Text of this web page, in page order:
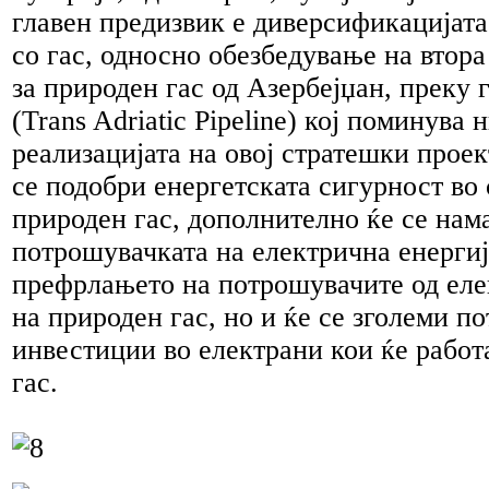
главен предизвик е
со гас, односно обезбедување на
за природен гас од Азербејџан, преку
(Trans Adriatic Pipeline) кој поминува
реализацијата на овој стратешки
се подобри енергетската сигурност
природен гас, дополнително ќе се
потрошувачката на електрична
префрлањето на потрошувачите од
на природен гас, но и ќе се зголеми
инвестиции во електрани кои ќе
гас.